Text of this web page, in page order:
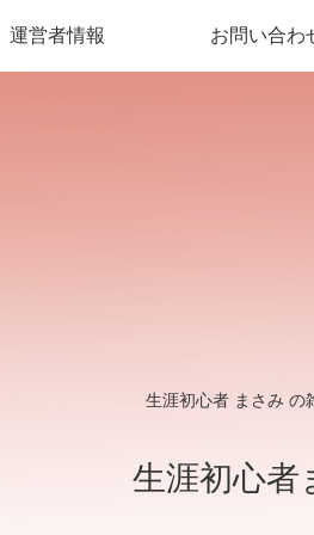
生涯初心者 まさみ の
生涯初心者
運営者情報 お問い合わ